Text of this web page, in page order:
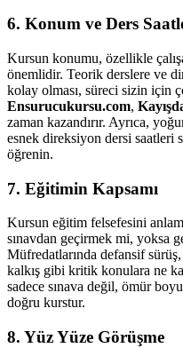
6. Konum ve Ders
Kursun konumu, özellikle
önemlidir. Teorik derslere ve
kolay olması, süreci sizin için
Ensurucukursu.com,
zaman kazandırır. Ayrıca,
esnek direksiyon dersi saatleri
öğrenin.
7. Eğitimin Kapsamı
Kursun eğitim felsefesini
sınavdan geçirmek mi, yoksa
Müfredatlarında defansif
kalkış gibi kritik konulara ne
sadece sınava değil, ömür
doğru kurstur.
8. Yüz Yüze Görüşme